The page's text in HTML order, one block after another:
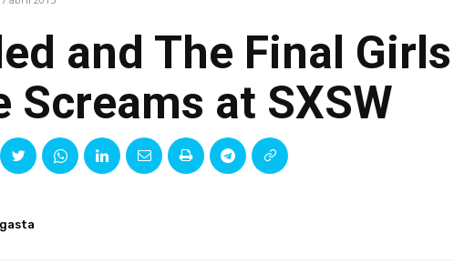
and The Final Girls
Screams at SXSW